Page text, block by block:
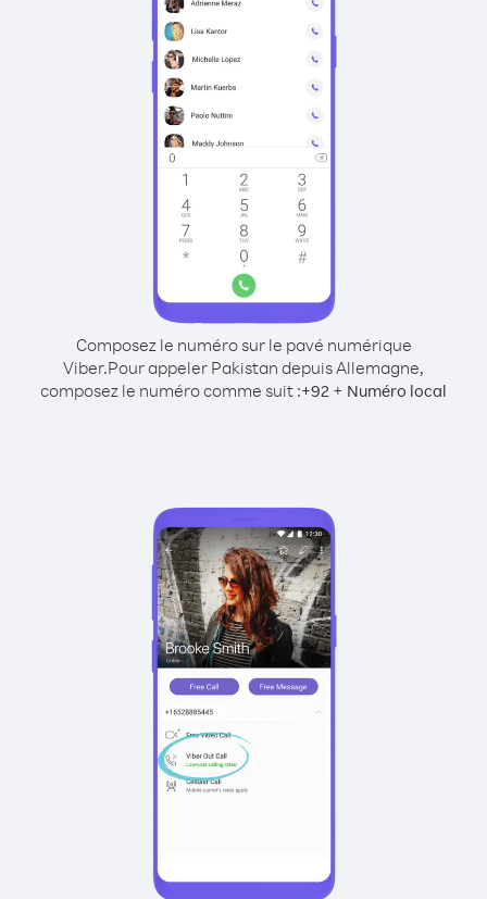
Composez le numéro sur le pavé numérique
Viber.Pour appeler Pakistan depuis Allemagne,
composez le numéro comme suit :+92 + Numéro local